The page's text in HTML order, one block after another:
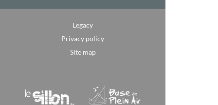
Legacy
Privacy policy
Site map